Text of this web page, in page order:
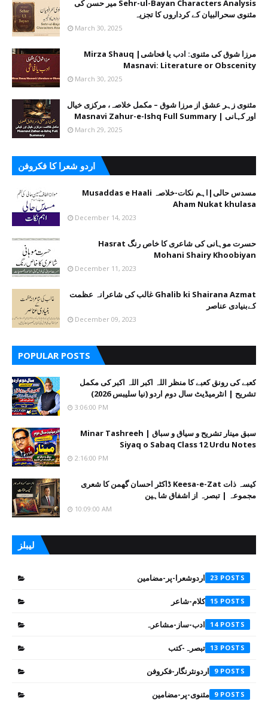
Sehr-ul-Bayan Characters Analysis میر حسن کی
مثنوی سحرالبیان کے کرداروں کا تجزیہ
March 30, 2025
مرزا شوق کی مثنوی: ادب یا فحاشی| Mirza Shauq
Masnavi: Literature or Obscenity
March 30, 2025
مثنوی زہر عشق از مرزا شوق – مکمل خلاصہ، مرکزی خیال
اور کہانی | Masnavi Zahur-e-Ishq Full Summary
March 29, 2025
اردو شعرا کا فکروفن
مسدس حالی|اہم نکات-خلاصہ Musaddas e Haali
Aham Nukat khulasa
December 14, 2023
حسرت موہانی کی شاعری کا خاص رنگ Hasrat
Mohani Shairy Khoobiyan
December 11, 2023
Ghalib ki Shairana Azmat غالب کی شاعرانہ عظمت
کےبنیادی عناصر
December 09, 2023
POPULAR POSTS
کعبے کی رونق کعبے کا منظر اللہ اکبر اللہ اکبر کی مکمل
تشریح | انٹرمیڈیٹ سال دوم اردو (نیا سلیبس 2026)
3:06:00 PM
سبق مینار تشریح و سیاق و سباق | Minar Tashreeh
Siyaq o Sabaq Class 12 Urdu Notes
2:16:00 PM
کیسہ ذات Keesa-e-Zat ڈاکٹر احسان گھمن کا شعری
مجموعہ | تبصرہ از اشفاق شاہین
10:09:00 AM
لیبلز
اردوشعرا-پر-مضامین 23
کلام-شاعر 15
ادب-ساز-مشاعرہ 14
تبصرہ-کتب 13
اردونثرنگار-فکروفن 9
مثنوی-پر-مضامین 9